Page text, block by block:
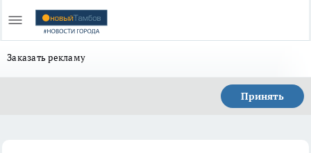
Заказать рекламу
Принять